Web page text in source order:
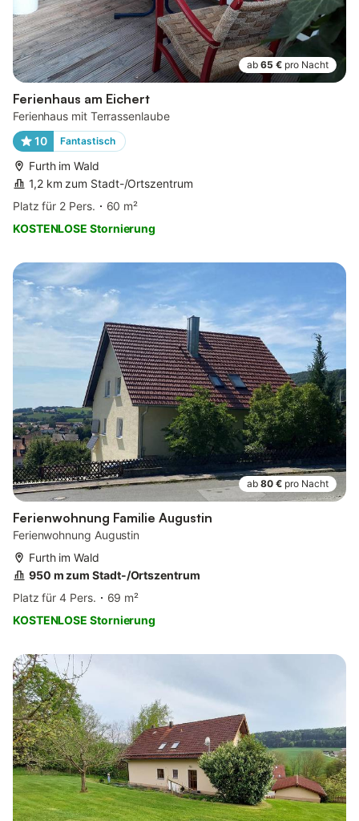
ab 65 € pro Nacht
Ferienhaus am Eichert
Ferienhaus mit Terrassenlaube
10
Fantastisch
Furth im Wald
1,2 km zum Stadt-/Ortszentrum
Platz für 2 Pers.
60 m²
KOSTENLOSE Stornierung
ab 80 € pro Nacht
Ferienwohnung Familie Augustin
Ferienwohnung Augustin
Furth im Wald
950 m zum Stadt-/Ortszentrum
Platz für 4 Pers.
69 m²
KOSTENLOSE Stornierung